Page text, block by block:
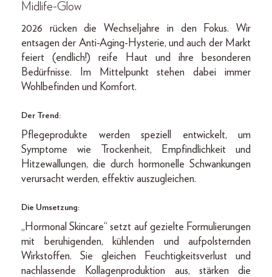
Midlife-Glow
2026 rücken die Wechseljahre in den Fokus. Wir
entsagen der Anti-Aging-Hysterie, und auch der Markt
feiert (endlich!) reife Haut und ihre besonderen
Bedürfnisse. Im Mittelpunkt stehen dabei immer
Wohlbefinden und Komfort.
Der Trend:
Pflegeprodukte werden speziell entwickelt, um
Symptome wie Trockenheit, Empfindlichkeit und
Hitzewallungen, die durch hormonelle Schwankungen
verursacht werden, effektiv auszugleichen.
Die Umsetzung:
„Hormonal Skincare“ setzt auf gezielte Formulierungen
mit beruhigenden, kühlenden und aufpolsternden
Wirkstoffen. Sie gleichen Feuchtigkeitsverlust und
nachlassende Kollagenproduktion aus, stärken die